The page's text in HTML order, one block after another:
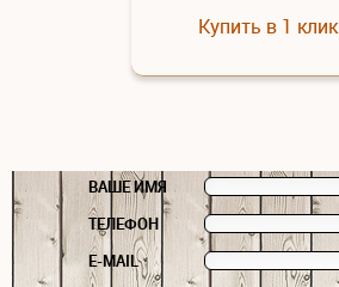
Купить в 1 клик
ВАШЕ ИМЯ
ТЕЛЕФОН
E-MAIL